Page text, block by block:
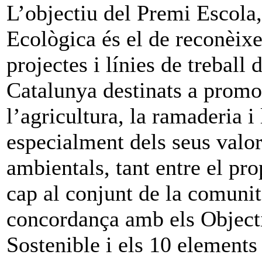
L’objectiu del Premi
Ecològica és el de
projectes i línies de treball
Catalunya destinats a
l’agricultura, la ramaderia
especialment dels seus
ambientals, tant entre el
cap al conjunt de la
concordança amb els
Sostenible i els 10